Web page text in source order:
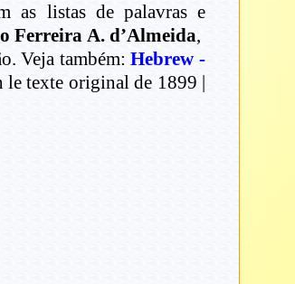
as listas de palavras e
Ferreira A. d’Almeida,
Veja também:Hebrew -
texte original de 1899 |